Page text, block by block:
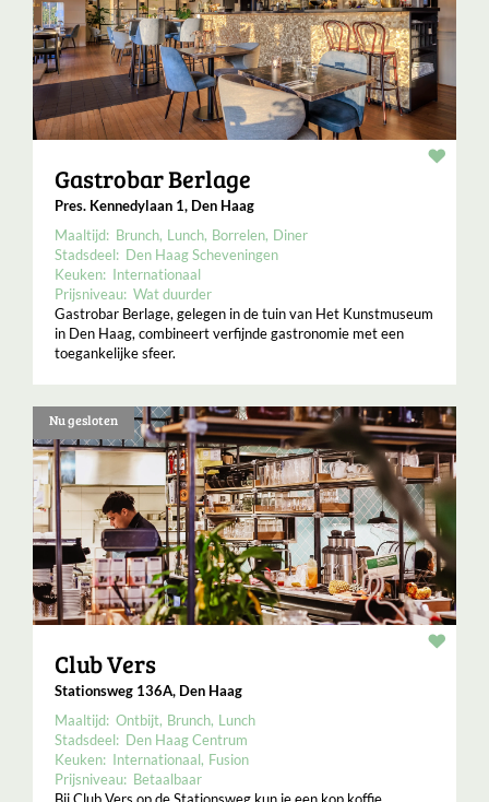
Gastrobar Berlage
Pres. Kennedylaan 1, Den Haag
Maaltijd: Brunch Lunch Borrelen Diner
Stadsdeel: Den Haag Scheveningen
Keuken: Internationaal
Prijsniveau: Wat duurder
Gastrobar Berlage, gelegen in de tuin van Het Kunstmuseum
in Den Haag, combineert verfijnde gastronomie met een
toegankelijke sfeer.
Nu gesloten
Club Vers
Stationsweg 136A, Den Haag
Maaltijd: Ontbijt Brunch Lunch
Stadsdeel: Den Haag Centrum
Keuken: Internationaal Fusion
Prijsniveau: Betaalbaar